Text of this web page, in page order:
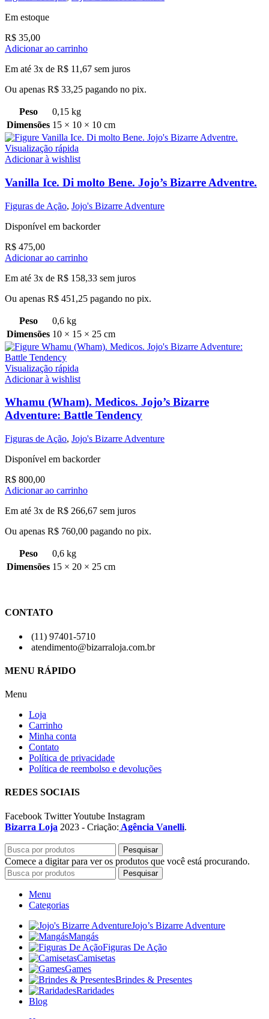
Em estoque
R$ 35,00
Adicionar ao carrinho
Em até 3x de R$ 11,67 sem juros
Ou apenas R$ 33,25 pagando no pix.
Peso
0,15 kg
Dimensões 15 × 10 × 10 cm
Visualização rápida
Adicionar à wishlist
Vanilla Ice. Di molto Bene. Jojo’s Bizarre Adventre.
Figuras de Ação, Jojo's Bizarre Adventure
Disponível em backorder
R$ 475,00
Adicionar ao carrinho
Em até 3x de R$ 158,33 sem juros
Ou apenas R$ 451,25 pagando no pix.
Peso
0,6 kg
Dimensões 10 × 15 × 25 cm
Visualização rápida
Adicionar à wishlist
Whamu (Wham). Medicos. Jojo’s Bizarre
Adventure: Battle Tendency
Figuras de Ação, Jojo's Bizarre Adventure
Disponível em backorder
R$ 800,00
Adicionar ao carrinho
Em até 3x de R$ 266,67 sem juros
Ou apenas R$ 760,00 pagando no pix.
Peso
0,6 kg
Dimensões 15 × 20 × 25 cm
CONTATO
(11) 97401-5710
atendimento@bizarraloja.com.br
MENU RÁPIDO
Menu
Loja
Carrinho
Minha conta
Contato
Política de privacidade
Política de reembolso e devoluções
REDES SOCIAIS
Facebook TwitterYoutube Instagram
Bizarra Loja 2023 - Criação: Agência Vanelli.
Pesquisar
Comece a digitar para ver os produtos que você está procurando.
Pesquisar
Menu
Categorias
Jojo’s Bizarre Adventure
Mangás
Figuras De Ação
Camisetas
Games
Brindes & Presentes
Raridades
Blog